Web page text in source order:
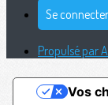
Se connecter
Propulsé par
Vos